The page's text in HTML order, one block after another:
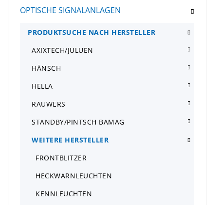
OPTISCHE SIGNALANLAGEN
PRODUKTSUCHE NACH HERSTELLER
AXIXTECH/JULUEN
HÄNSCH
HELLA
RAUWERS
STANDBY/PINTSCH BAMAG
WEITERE HERSTELLER
FRONTBLITZER
HECKWARNLEUCHTEN
KENNLEUCHTEN